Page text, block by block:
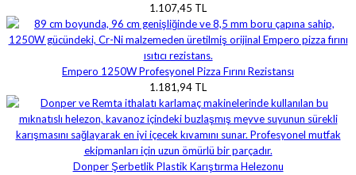
1.107,45 TL
Empero 1250W Profesyonel Pizza Fırını Rezistansı
1.181,94 TL
Donper Şerbetlik Plastik Karıştırma Helezonu